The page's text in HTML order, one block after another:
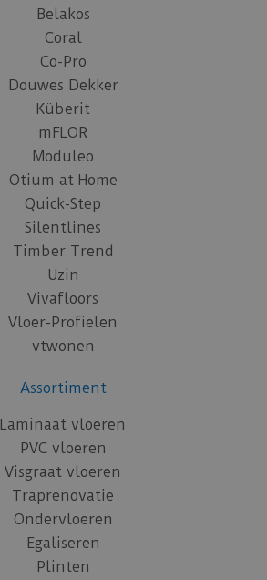
Belakos
Coral
Co-Pro
Douwes Dekker
Küberit
mFLOR
Moduleo
Otium at Home
Quick-Step
Silentlines
Timber Trend
Uzin
Vivafloors
Vloer-Profielen
vtwonen
Assortiment
Laminaat vloeren
PVC vloeren
Visgraat vloeren
Traprenovatie
Ondervloeren
Egaliseren
Plinten